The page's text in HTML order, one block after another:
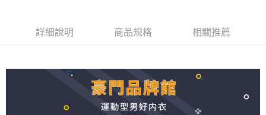
１．於結帳方式選擇「AFTEE先享後付」後，將跳轉至「AFTEE先享後付」
３．收到繳費通知簡訊後14天內，點擊此簡訊中的連結，可透過四大超商／
ATM／網路銀行／等多元方式進行付款，方視為交易完成。
※ 請注意：結帳手續完成當下不需立刻繳費，但若您需要取消訂單，請聯絡
購買商品的店家。未經商家同意取消之訂單仍視為有效，需透過AFTEE先享
後付繳納相關費用。
詳細說明 商品規格 相關推薦